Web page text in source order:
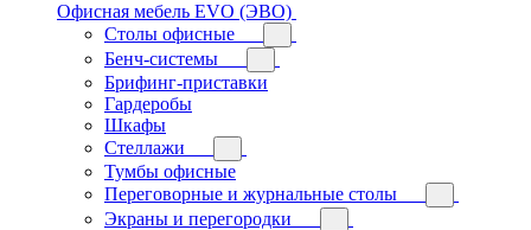
Офисная мебель EVO (ЭВО)
Cтолы офисные
Бенч-системы
Брифинг-приставки
Гардеробы
Шкафы
Стеллажи
Тумбы офисные
Переговорные и журнальные столы
Экраны и перегородки